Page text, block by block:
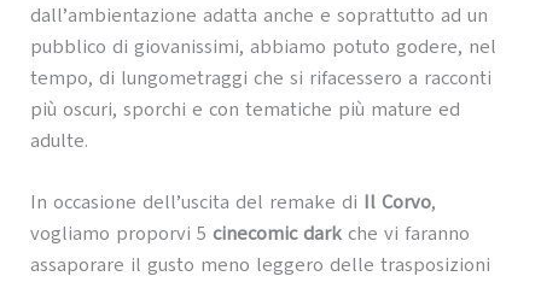
dall’ambientazione adatta anche e soprattutto ad un
pubblico di giovanissimi, abbiamo potuto godere, nel
tempo, di lungometraggi che si rifacessero a racconti
più oscuri, sporchi e con tematiche più mature ed
adulte.
In occasione dell’uscita del remake di Il Corvo,
vogliamo proporvi 5 cinecomic dark che vi faranno
assaporare il gusto meno leggero delle trasposizioni